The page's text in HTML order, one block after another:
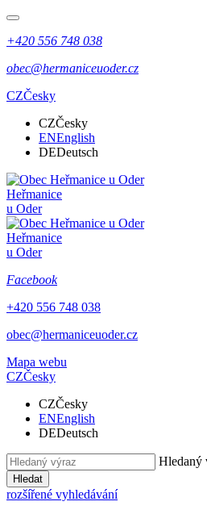
+420 556 748 038
obec@hermaniceuoder.cz
CZČesky
CZČesky
ENEnglish
DEDeutsch
Heřmanice
u Oder
Heřmanice
u Oder
Facebook
+420 556 748 038
obec@hermaniceuoder.cz
Mapa webu
CZČesky
CZČesky
ENEnglish
DEDeutsch
Hledaný
Hledat
rozšířené vyhledávání